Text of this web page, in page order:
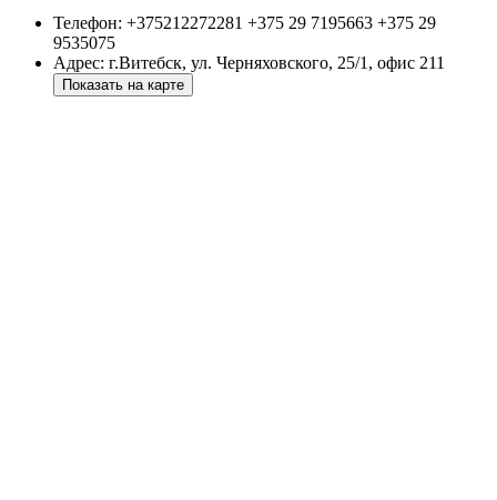
Телефон: +375212272281 +375 29 7195663 +375 29
9535075
Адрес: г.Витебск, ул. Черняховского, 25/1, офис 211